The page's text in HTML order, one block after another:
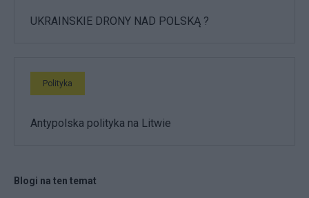
UKRAINSKIE DRONY NAD POLSKĄ ?
Polityka
Antypolska polityka na Litwie
Blogi na ten temat